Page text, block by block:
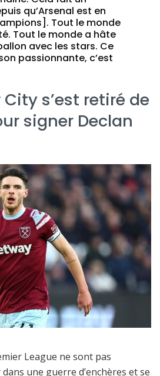
qu’Arsenal est en
Tout le monde
Tout le monde a hâte
avec les stars. Ce
passionnante, c’est
s’est retiré de
signer Declan
League ne sont pas
une guerre d’enchères et se